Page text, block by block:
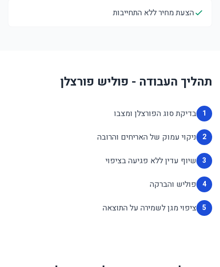
הצעת מחיר ללא התחייבות
תהליך העבודה - פוליש פורצלן
1 בדיקת סוג הפורצלן ומצבו
2 ניקוי עמוק של האריחים והרובה
3 שיוף עדין ללא פגיעה בציפוי
4 פוליש והברקה
5 ציפוי מגן לשמירה על התוצאה